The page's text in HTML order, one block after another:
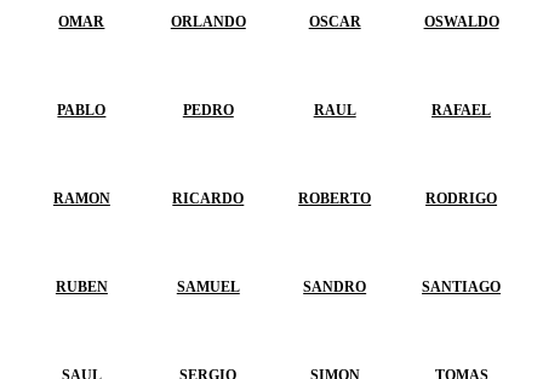
OMAR ORLANDO OSCAR OSWALDO
PABLO PEDRO RAUL RAFAEL
RAMON RICARDO ROBERTO RODRIGO
RUBEN SAMUEL SANDRO SANTIAGO